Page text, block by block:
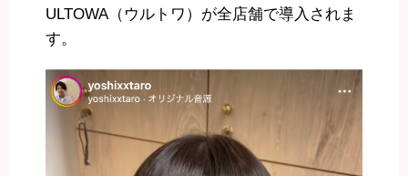
ULTOWA（ウルトワ）が全店舗で導入されま
す。